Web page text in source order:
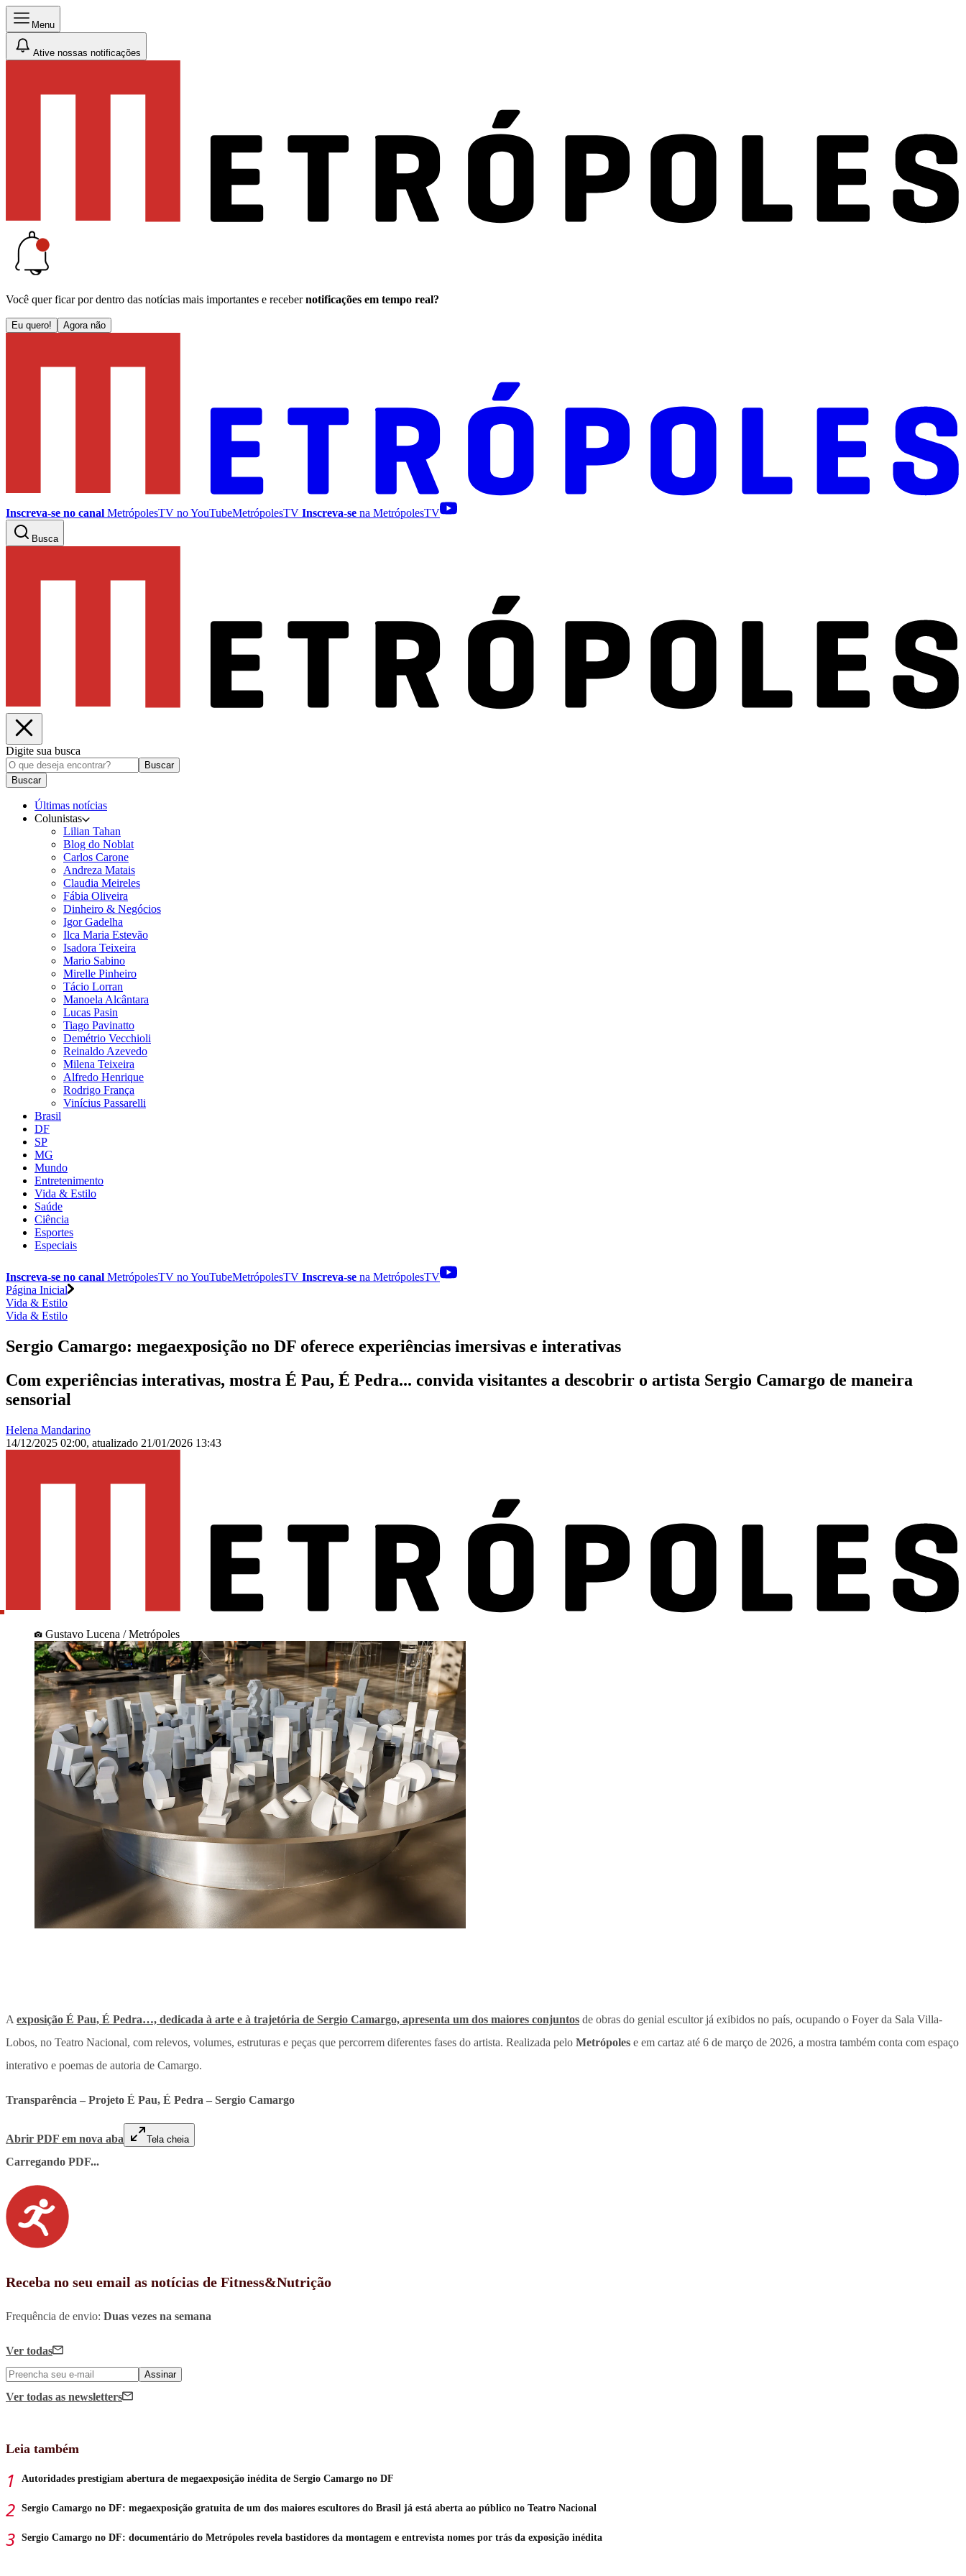
Menu
Ative nossas notificações
Você quer ficar por dentro das notícias mais importantes e receber notificações em tempo real?
Eu quero! Agora não
Inscreva-se no canal MetrópolesTV noYouTubeMetrópolesTV Inscreva-se na MetrópolesTV
Busca
Digite sua busca
Buscar
Buscar
Últimas notícias
Colunistas
Lilian Tahan
Blog do Noblat
Carlos Carone
Andreza Matais
Claudia Meireles
Fábia Oliveira
Dinheiro & Negócios
Igor Gadelha
Ilca Maria Estevão
Isadora Teixeira
Mario Sabino
Mirelle Pinheiro
Tácio Lorran
Manoela Alcântara
Lucas Pasin
Tiago Pavinatto
Demétrio Vecchioli
Reinaldo Azevedo
Milena Teixeira
Alfredo Henrique
Rodrigo França
Vinícius Passarelli
Brasil
DF
SP
MG
Mundo
Entretenimento
Vida & Estilo
Saúde
Ciência
Esportes
Especiais
Inscreva-se no canal MetrópolesTV noYouTubeMetrópolesTV Inscreva-se na MetrópolesTV
Página Inicial
Vida & Estilo
Vida & Estilo
Sergio Camargo: megaexposição no DF oferece experiências imersivas e interativas
Com experiências interativas, mostra É Pau, É Pedra... convida visitantes a descobrir o artista Sergio Camargo de maneira
sensorial
Helena Mandarino
14/12/2025 02:00, atualizado 21/01/2026 13:43
Gustavo Lucena / Metrópoles
A exposição É Pau, É Pedra…, dedicada à arte e à trajetória de Sergio Camargo, apresenta um dos maiores conjuntos de obras do genial escultor já exibidos no país, ocupando o Foyer da Sala Villa-
Lobos, no Teatro Nacional, com relevos, volumes, estruturas e peças que percorrem diferentes fases do artista. Realizada pelo Metrópoles e em cartaz até 6 de março de 2026, a mostra também conta com espaço
interativo e poemas de autoria de Camargo.
Transparência – Projeto É Pau, É Pedra – Sergio Camargo
Abrir PDF em nova aba Tela cheia
Carregando PDF...
Receba no seu email as notícias de Fitness&Nutrição
Frequência de envio: Duas vezes na semana
Ver todas
Assinar
Ver todas as newsletters
Leia também
Autoridades prestigiam abertura de megaexposição inédita de Sergio Camargo no DF
Sergio Camargo no DF: megaexposição gratuita de um dos maiores escultores do Brasil já está aberta ao público no Teatro Nacional
Sergio Camargo no DF: documentário do Metrópoles revela bastidores da montagem e entrevista nomes por trás da exposição inédita